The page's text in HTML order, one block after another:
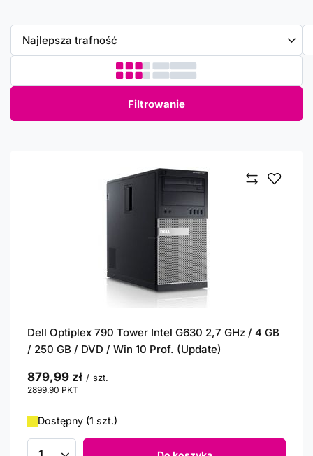
Zmień sortowanie
Najlepsza trafność
Filtrowanie
Dell Optiplex 790 Tower Intel G630 2,7 GHz / 4 GB
/ 250 GB / DVD / Win 10 Prof. (Update)
879,99 zł / szt.
2899.90 PKT
Dostępny (1 szt.)